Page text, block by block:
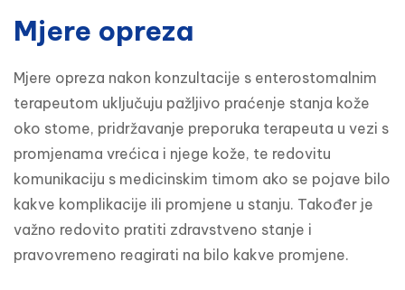
Mjere opreza
Mjere opreza nakon konzultacije s enterostomalnim
terapeutom uključuju pažljivo praćenje stanja kože
oko stome, pridržavanje preporuka terapeuta u vezi s
promjenama vrećica i njege kože, te redovitu
komunikaciju s medicinskim timom ako se pojave bilo
kakve komplikacije ili promjene u stanju. Također je
važno redovito pratiti zdravstveno stanje i
pravovremeno reagirati na bilo kakve promjene.